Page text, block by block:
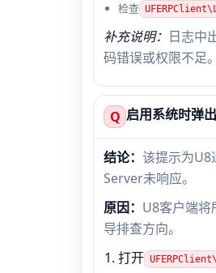
检查
补充说明： 日志中
码错误或权限不足。
Q 启用系统时弹
结论： 该提示为U8
Server未响应。
原因： U8客户端将
导排查方向。
打开